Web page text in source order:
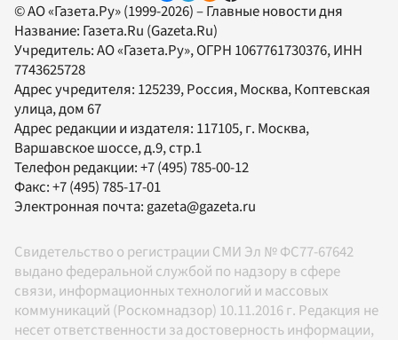
© АО «Газета.Ру» (1999-2026) – Главные новости дня
Название: Газета.Ru (Gazeta.Ru)
Учредитель:АО «Газета.Ру», ОГРН 1067761730376, ИНН
7743625728
Адрес учредителя: 125239, Россия, Москва, Коптевская
улица, дом 67
Адрес редакции и издателя: 117105, г. Москва,
Варшавское шоссе, д.9, стр.1
Телефон редакции:+7 (495) 785-00-12
Факс:+7 (495) 785-17-01
Электронная почта:gazeta@gazeta.ru
Свидетельство о регистрации СМИ Эл № ФС77-67642
выдано федеральной службой по надзору в сфере
связи, информационных технологий и массовых
коммуникаций (Роскомнадзор) 10.11.2016 г. Редакция не
несет ответственности за достоверность информации,